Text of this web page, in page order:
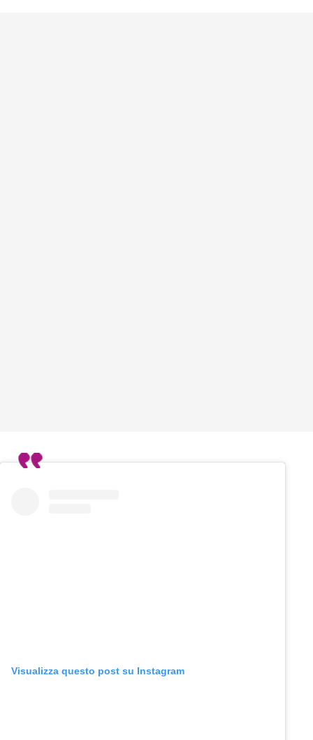
Visualizza questo post su Instagram